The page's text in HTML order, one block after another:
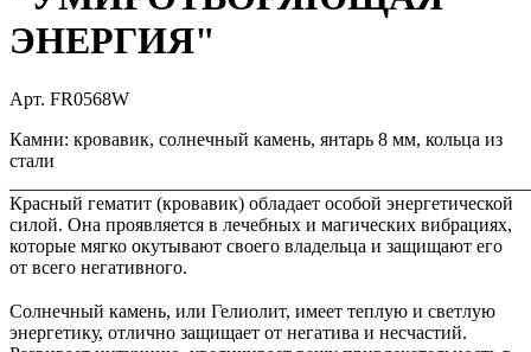
ЭНЕРГИЯ"
Арт. FR0568W
Камни: кровавик, солнечный камень, янтарь 8 мм, кольца из
стали
Красный гематит (кровавик) обладает особой энергетической
силой. Она проявляется в лечебных и магических вибрациях,
которые мягко окутывают своего владельца и защищают его
от всего негативного.
Солнечный камень, или Гелиолит, имеет теплую и светлую
энергетику, отлично защищает от негатива и несчастий.